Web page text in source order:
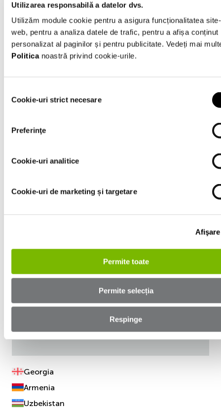
Utilizarea responsabilă a datelor dvs.
Utilizăm module cookie pentru a asigura funcționalitatea
web, pentru a analiza datele de trafic, pentru a afișa conținut
personalizat al paginilor și pentru publicitate. Vedeți mai
Politicanoastră privind cookie-urile.
consimțământului
Cookie-uri strict necesare
Preferinţe
Cookie-uri analitice
Cookie-uri de marketing și targetare
Afişare
Permite toate
Permite selecția
Respinge
Kenya
Uganda
Botswana
Lesotho
of
Georgia
Armenia
Uzbekistan